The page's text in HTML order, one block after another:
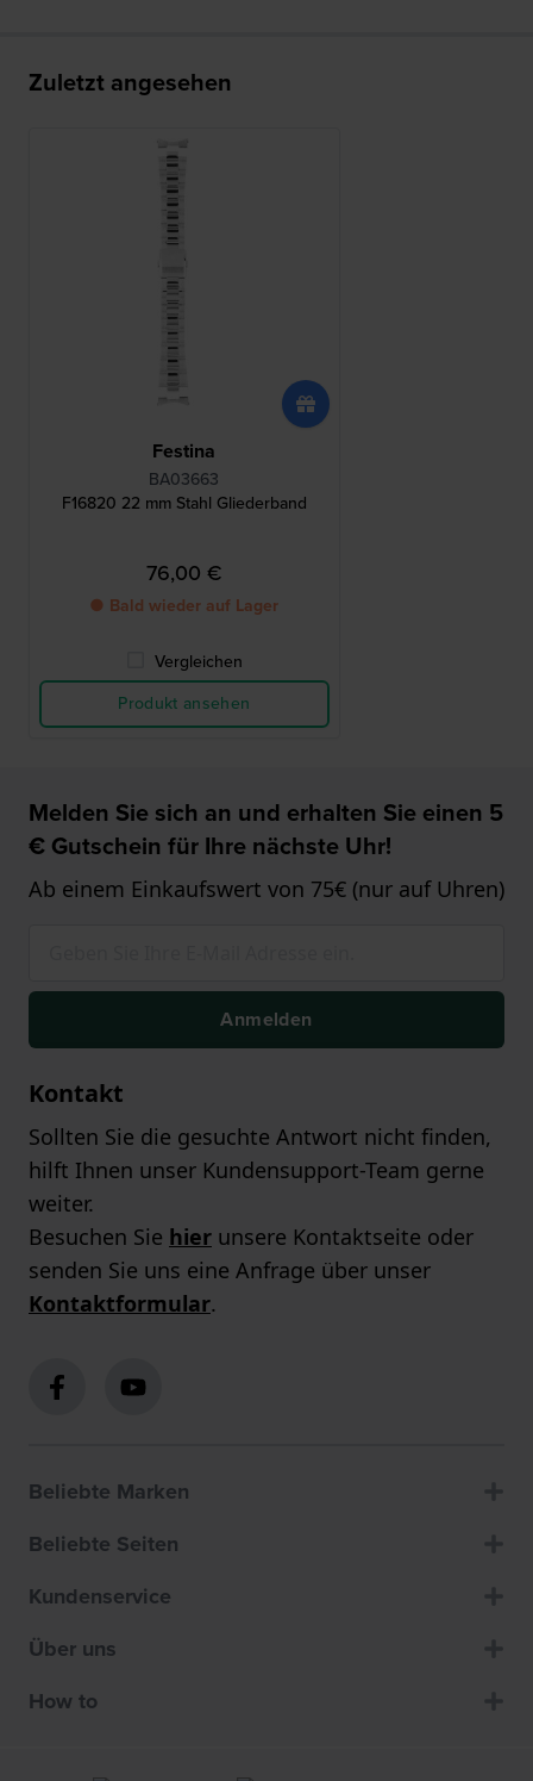
Zuletzt angesehen
Festina
BA03663
F16820 22 mm Stahl Gliederband
76,00 €
● Bald wieder auf Lager
Vergleichen
Produkt ansehen
Melden Sie sich an und erhalten Sie einen 5
€ Gutschein für Ihre nächste Uhr!
Ab einem Einkaufswert von 75€ (nur auf Uhren)
Anmelden
Kontakt
Sollten Sie die gesuchte Antwort nicht finden,
hilft Ihnen unser Kundensupport-Team gerne
weiter.
Besuchen Sie hier unsere Kontaktseite oder
senden Sie uns eine Anfrage über unser
Kontaktformular.
Beliebte Marken
Beliebte Seiten
Kundenservice
Über uns
How to